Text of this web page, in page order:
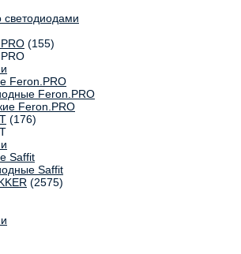
(155)
Feron.PRO
Feron.PRO
Feron.PRO
(176)
Saffit
Saffit
(2575)